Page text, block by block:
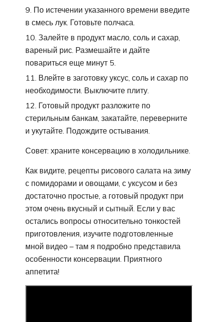
По истечении указанного времени введите
в смесь лук. Готовьте полчаса.
Залейте в продукт масло, соль и сахар,
вареный рис. Размешайте и дайте
повариться еще минут 5.
Влейте в заготовку уксус, соль и сахар по
необходимости. Выключите плиту.
Готовый продукт разложите по
стерильным банкам, закатайте, переверните
и укутайте. Подождите остывания.
Совет: храните консервацию в холодильнике.
Как видите, рецепты рисового салата на зиму
с помидорами и овощами, с уксусом и без
достаточно простые, а готовый продукт при
этом очень вкусный и сытный. Если у вас
остались вопросы относительно тонкостей
приготовления, изучите подготовленные
мной видео – там я подробно представила
особенности консервации. Приятного
аппетита!